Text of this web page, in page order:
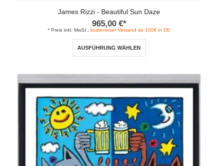
James Rizzi - Beautiful Sun Daze
965,00 €*
* Preis inkl. MwSt., kostenloser Versand ab 100€ in DE
AUSFÜHRUNG WÄHLEN
mehrere
Varianten
auf.
Die
Optionen
können
auf
der
Produktseite